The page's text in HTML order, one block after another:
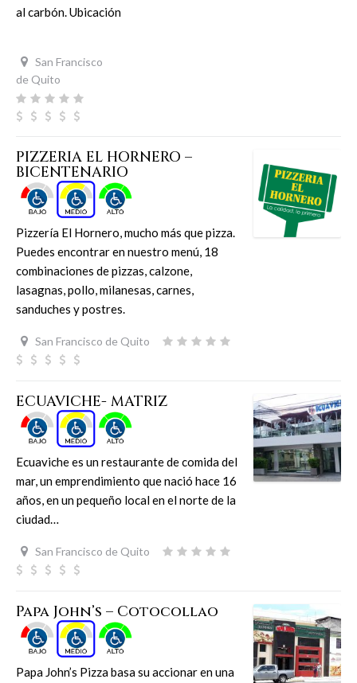
al carbón. Ubicación
San Francisco
de Quito
PIZZERIA EL HORNERO –
BICENTENARIO
Pizzería El Hornero, mucho más que pizza.
Puedes encontrar en nuestro menú, 18
combinaciones de pizzas, calzone,
lasagnas, pollo, milanesas, carnes,
sanduches y postres.
San Francisco de Quito
ECUAVICHE- MATRIZ
Ecuaviche es un restaurante de comida del
mar, un emprendimiento que nació hace 16
años, en un pequeño local en el norte de la
ciudad…
San Francisco de Quito
Papa John’s – Cotocollao
Papa John’s Pizza basa su accionar en una